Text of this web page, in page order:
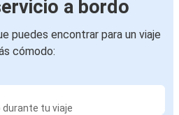
a bordo
puedes encontrar para un viaje
cómodo:
tu viaje